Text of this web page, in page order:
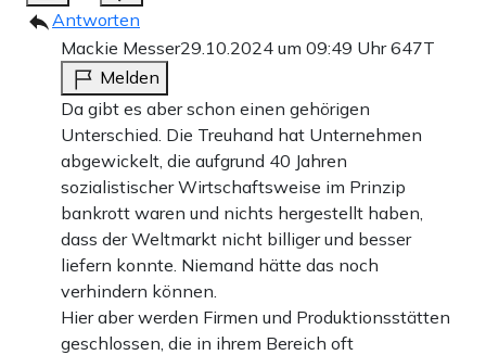
Antworten
Mackie Messer29.10.2024 um 09:49 Uhr647T
Melden
Da gibt es aber schon einen gehörigen
Unterschied. Die Treuhand hat Unternehmen
abgewickelt, die aufgrund 40 Jahren
sozialistischer Wirtschaftsweise im Prinzip
bankrott waren und nichts hergestellt haben,
dass der Weltmarkt nicht billiger und besser
liefern konnte. Niemand hätte das noch
verhindern können.
Hier aber werden Firmen und Produktionsstätten
geschlossen, die in ihrem Bereich oft